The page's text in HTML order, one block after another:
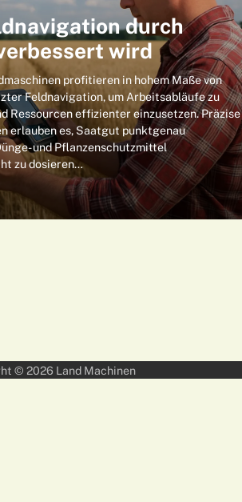
durch
wird
profitieren in hohem Maße von
Feldnavigation, um Arbeitsabläufe zu
Ressourcen effizienter einzusetzen. Präzise
erlauben es, Saatgut punktgenau
und Pflanzenschutzmittel
zu dosieren…
© 2026 Land Machinen